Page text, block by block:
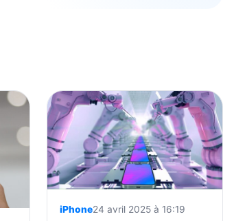
iPhone24 avril 2025 à 16:19